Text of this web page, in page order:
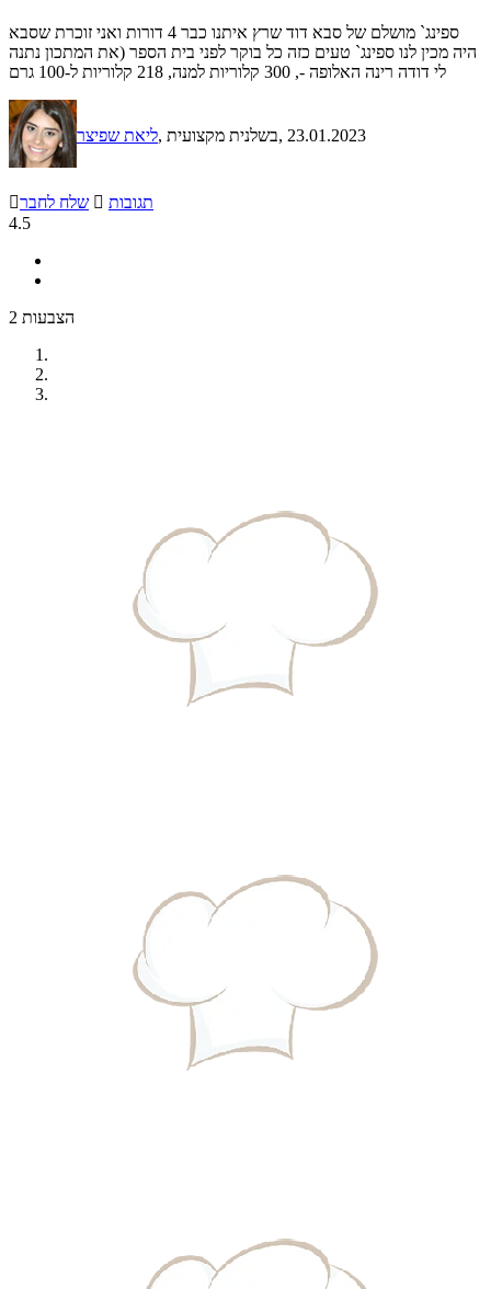
ספינג` מושלם של סבא דוד שרץ איתנו כבר 4 דורות ואני זוכרת שסבא
היה מכין לנו ספינג` טעים כזה כל בוקר לפני בית הספר (את המתכון נתנה
לי דודה רינה האלופה -, 300 קלוריות למנה, 218 קלוריות ל-100 גרם
ליאת שפיצר , בשלנית מקצועית, 23.01.2023
שלח לחבר  תגובות
4.5
2 הצבעות